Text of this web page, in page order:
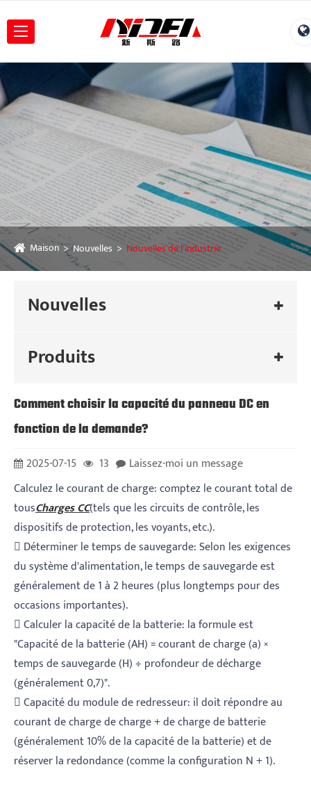
Maison Nouvelles Nouvelles de l'industrie
Nouvelles
Produits
Comment choisir la capacité du panneau DC en
fonction de la demande?
2025-07-15 13
Laissez-moi un message
Calculez le courant de charge: comptez le courant total de
tousCharges CC(tels que les circuits de contrôle, les
dispositifs de protection, les voyants, etc.).
 Déterminer le temps de sauvegarde: Selon les exigences
du système d'alimentation, le temps de sauvegarde est
généralement de 1 à 2 heures (plus longtemps pour des
occasions importantes).
 Calculer la capacité de la batterie: la formule est
"Capacité de la batterie (AH) = courant de charge (a) ×
temps de sauvegarde (H) ÷ profondeur de décharge
(généralement 0,7)".
 Capacité du module de redresseur: il doit répondre au
courant de charge de charge + de charge de batterie
(généralement 10% de la capacité de la batterie) et de
réserver la redondance (comme la configuration N + 1).